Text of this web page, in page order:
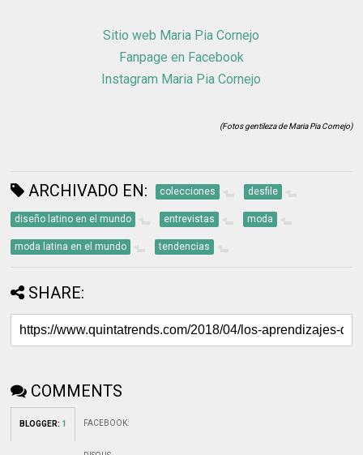
Sitio web Maria Pia Cornejo
Fanpage en Facebook
Instagram Maria Pia Cornejo
(Fotos gentileza de Maria Pia Cornejo)
ARCHIVADO EN: colecciones desfile
diseño latino en el mundo entrevistas moda
moda latina en el mundo tendencias
SHARE:
COMMENTS
BLOGGER: 1 FACEBOOK: